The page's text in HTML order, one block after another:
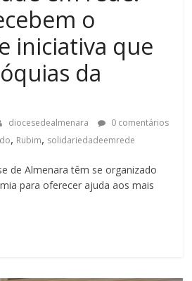
o
iniciativa que
da
diocesedealmenara
0 comentários
, Rubim, solidariedadeemrede
de Almenara têm se organizado
para oferecer ajuda aos mais